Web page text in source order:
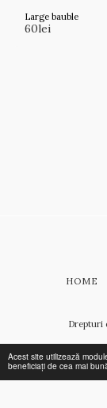
Acest site utilizează
beneficiați de cea mai
Large bauble
60lei
Drepturi
HOME